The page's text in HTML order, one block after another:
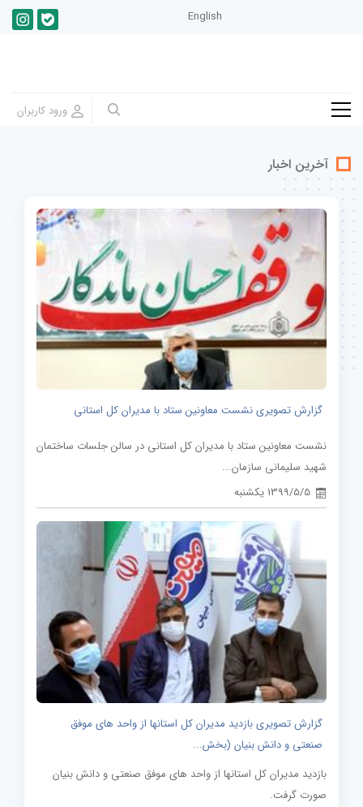
English
آخرین اخبار
گزارش تصویری نشست معاونین ستاد با مدیران کل استانی
نشست معاونین ستاد با مدیران کل استانی در سالن جلسات ساختمان
شهید سلیمانی سازمان...
1399/5/5 یکشنبه
گزارش تصویری بازدید مدیران کل استانها از واحد های موفق
صنعتی و دانش بنیان (بخش...
بازدید مدیران کل استانها از واحد های موفق صنعتی و دانش بنیان
صورت گرفت.